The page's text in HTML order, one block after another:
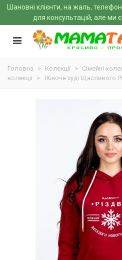
Шановні клієнти, на жаль,
для консультацій, але ми є
Головна > Колекції > Сімейні
колекції > Жіноче худі Щасливого